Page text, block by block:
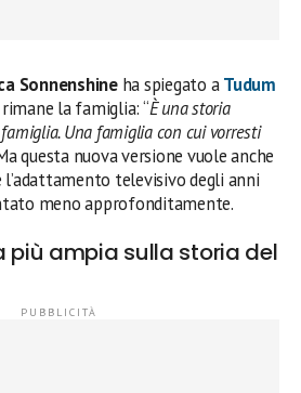
Sonnenshineha spiegato aTudum
la famiglia: “È una storia
Una famiglia con cui vorresti
questa nuova versione vuole anche
televisivo degli anni
meno approfonditamente.
più ampia sulla storia del